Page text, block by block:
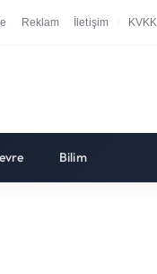
Reklam İletişim KVKK
Bilim